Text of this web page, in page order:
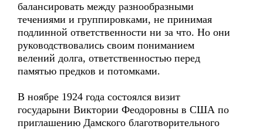
балансировать между разнообразными
течениями и группировками, не принимая
подлинной ответственности ни за что. Но они
руководствовались своим пониманием
велений долга, ответственностью перед
памятью предков и потомками.
В ноябре 1924 года состоялся визит
государыни Виктории Феодоровны в США по
приглашению Дамского благотворительного